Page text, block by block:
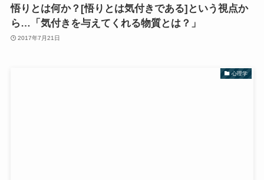
悟りとは何か？[悟りとは気付きである]という視点か
ら…「気付きを与えてくれる物質とは？」
2017年7月21日
心理学